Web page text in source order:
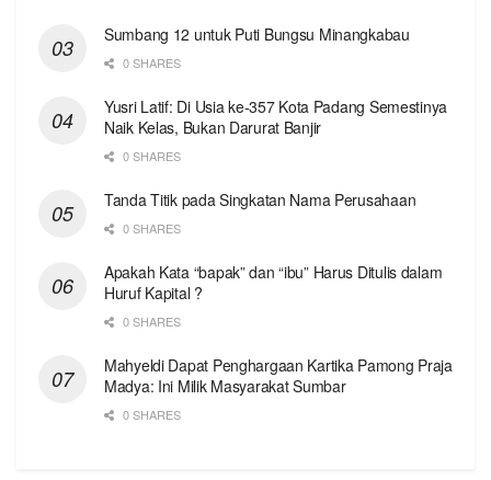
Sumbang 12 untuk Puti Bungsu Minangkabau
0 SHARES
Yusri Latif: Di Usia ke-357 Kota Padang Semestinya
Naik Kelas, Bukan Darurat Banjir
0 SHARES
Tanda Titik pada Singkatan Nama Perusahaan
0 SHARES
Apakah Kata “bapak” dan “ibu” Harus Ditulis dalam
Huruf Kapital ?
0 SHARES
Mahyeldi Dapat Penghargaan Kartika Pamong Praja
Madya: Ini Milik Masyarakat Sumbar
0 SHARES